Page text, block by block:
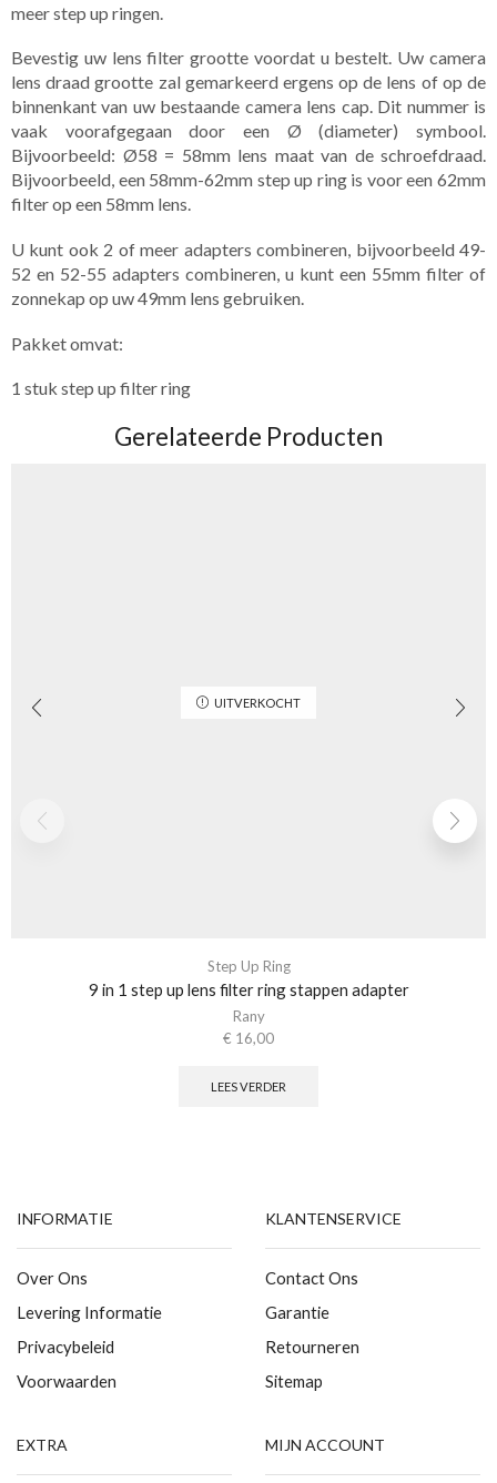
meer step up ringen.
Bevestig uw lens filter grootte voordat u bestelt. Uw camera
lens draad grootte zal gemarkeerd ergens op de lens of op de
binnenkant van uw bestaande camera lens cap. Dit nummer is
vaak voorafgegaan door een Ø (diameter) symbool.
Bijvoorbeeld: Ø58 = 58mm lens maat van de schroefdraad.
Bijvoorbeeld, een 58mm-62mm step up ring is voor een 62mm
filter op een 58mm lens.
U kunt ook 2 of meer adapters combineren, bijvoorbeeld 49-
52 en 52-55 adapters combineren, u kunt een 55mm filter of
zonnekap op uw 49mm lens gebruiken.
Pakket omvat:
1 stuk step up filter ring
Gerelateerde Producten
UITVERKOCHT
Step Up Ring
9 in 1 step up lens filter ring stappen adapter
Rany
€ 16,00
LEES VERDER
INFORMATIE
Over Ons
Levering Informatie
Privacybeleid
Voorwaarden
KLANTENSERVICE
Contact Ons
Garantie
Retourneren
Sitemap
EXTRA MIJN ACCOUNT